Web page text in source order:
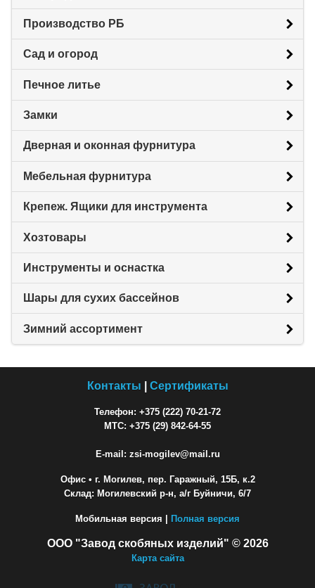
Производство РБ
Сад и огород
Печное литье
Замки
Дверная и оконная фурнитура
Мебельная фурнитура
Крепеж. Ящики для инструмента
Хозтовары
Инструменты и оснастка
Шары для сухих бассейнов
Зимний ассортимент
Контакты Сертификаты
Телефон: +375 (222) 70-21-72
МТС: +375 (29) 842-64-55
E-mail: zsi-mogilev@mail.ru
Офис• г. Могилев, пер. Гаражный, 15Б, к.2
Склад: Могилевский р-н, а/г Буйничи, 6/7
Мобильная версия | Полная версия
ООО "Завод скобяных изделий" © 2026
Карта сайта